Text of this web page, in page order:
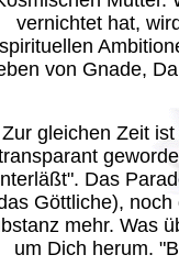
vernichtet hat,
spirituellen
von Gnade,
Zur gleichen Zeit
Das
Göttliche),
mehr. Was
um Dich herum.